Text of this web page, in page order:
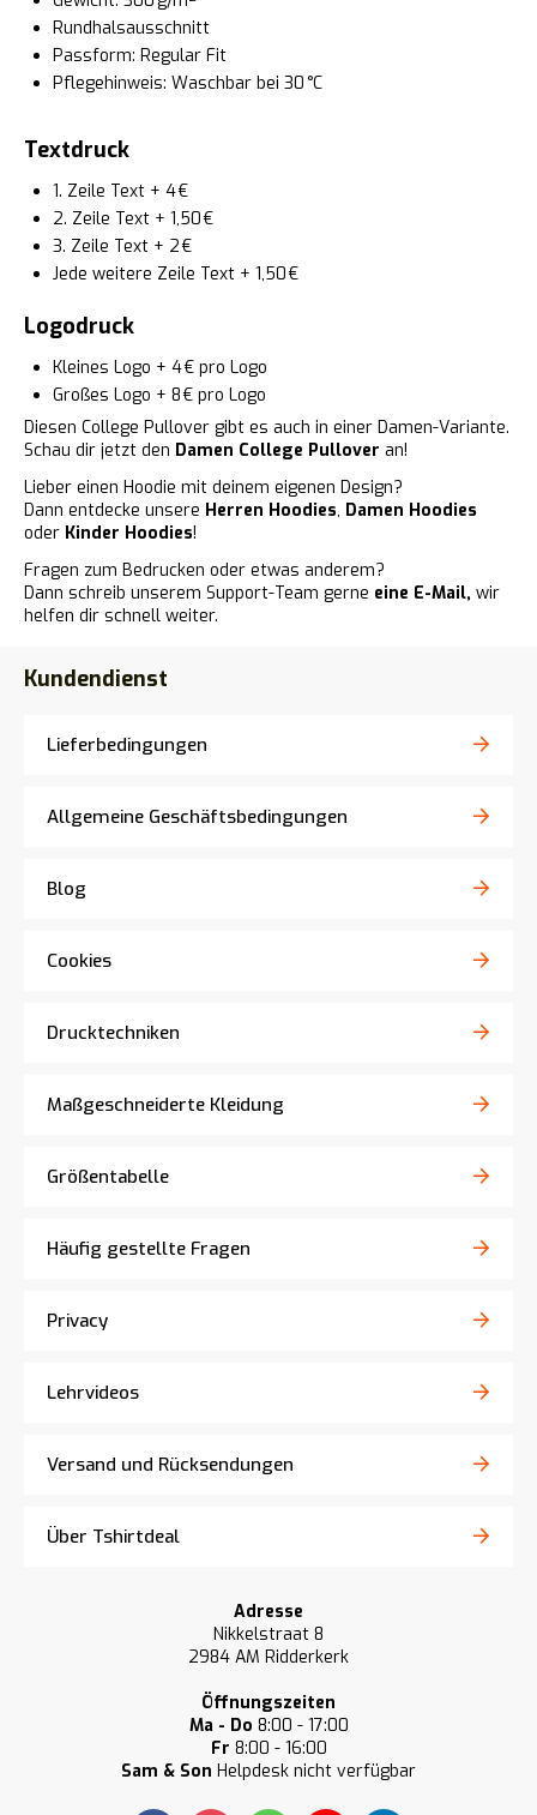
Rundhalsausschnitt
Passform: Regular Fit
Pflegehinweis: Waschbar bei 30 °C
Textdruck
1. Zeile Text + 4 €
2. Zeile Text + 1,50 €
3. Zeile Text + 2 €
Jede weitere Zeile Text + 1,50 €
Logodruck
Kleines Logo + 4 € pro Logo
Großes Logo + 8 € pro Logo
Diesen College Pullover gibt es auch in einer Damen-Variante.
Schau dir jetzt den Damen College Pullover an!
Lieber einen Hoodie mit deinem eigenen Design?
Dann entdecke unsere Herren Hoodies, Damen Hoodies
oder Kinder Hoodies!
Fragen zum Bedrucken oder etwas anderem?
Dann schreib unserem Support-Team gerne eine E-Mail, wir
helfen dir schnell weiter.
Kundendienst
Lieferbedingungen
Allgemeine Geschäftsbedingungen
Blog
Cookies
Drucktechniken
Maßgeschneiderte Kleidung
Größentabelle
Häufig gestellte Fragen
Privacy
Lehrvideos
Versand und Rücksendungen
Über Tshirtdeal
Adresse
Nikkelstraat 8
2984 AM Ridderkerk
Öffnungszeiten
Ma - Do 8:00 - 17:00
Fr 8:00 - 16:00
Sam & Son Helpdesk nicht verfügbar